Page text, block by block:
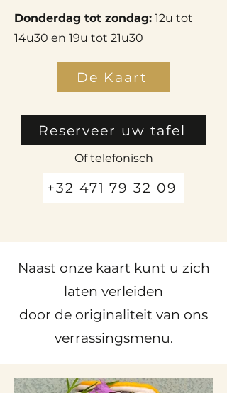
Donderdag tot zondag: 12u tot
14u30 en 19u tot 21u30
De Kaart
Reserveer uw tafel
Of telefonisch
+32 471 79 32 09
Naast onze kaart kunt u zich
laten verleiden
door de originaliteit van ons
verrassingsmenu.